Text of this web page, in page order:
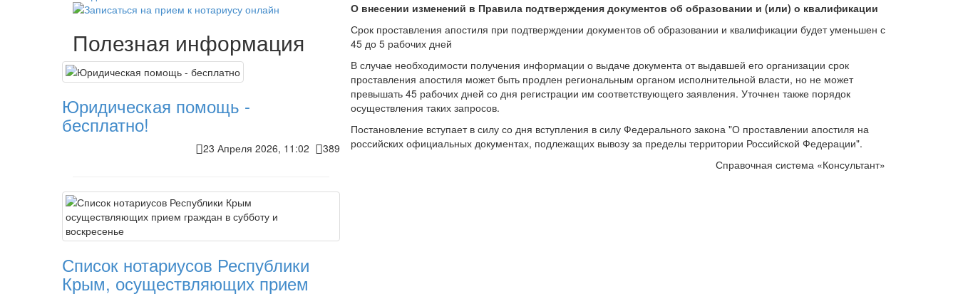
О внесении изменений в Правила подтверждения документов об образовании и (или) о квалификации
Срок проставления апостиля при подтверждении документов об образовании и квалификации будет уменьшен с
45 до 5 рабочих дней
В случае необходимости получения информации о выдаче документа от выдавшей его организации срок
проставления апостиля может быть продлен региональным органом исполнительной власти, но не может
превышать 45 рабочих дней со дня регистрации им соответствующего заявления. Уточнен также порядок
осуществления таких запросов.
Постановление вступает в силу со дня вступления в силу Федерального закона "О проставлении апостиля на
российских официальных документах, подлежащих вывозу за пределы территории Российской Федерации".
Справочная система «Консультант»
Полезная информация
Юридическая помощь -
бесплатно!
23 Апреля 2026, 11:02 389
Список нотариусов Республики
Крым, осуществляющих прием